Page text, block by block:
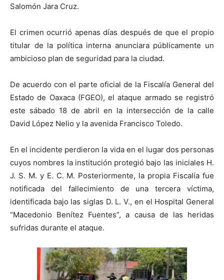
Salomón Jara Cruz.
El crimen ocurrió apenas días después de que el propio
titular de la política interna anunciara públicamente un
ambicioso plan de seguridad para la ciudad.
De acuerdo con el parte oficial de la Fiscalía General del
Estado de Oaxaca (FGEO), el ataque armado se registró
este sábado 18 de abril en la intersección de la calle
David López Nelio y la avenida Francisco Toledo.
En el incidente perdieron la vida en el lugar dos personas
cuyos nombres la institución protegió bajo las iniciales H.
J. S. M. y E. C. M. Posteriormente, la propia Fiscalía fue
notificada del fallecimiento de una tercera víctima,
identificada bajo las siglas D. L. V., en el Hospital General
“Macedonio Benítez Fuentes”, a causa de las heridas
sufridas durante el ataque.